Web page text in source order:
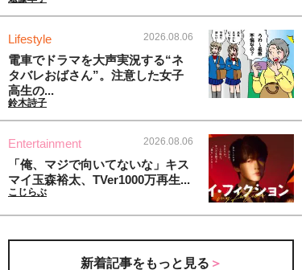
Lifestyle 2026.08.06
電車でドラマを大声実況する“ネ
タバレおばさん”。注意した女子
高生の...
鈴木詩子
Entertainment 2026.08.06
「俺、マジで向いてないな」キス
マイ玉森裕太、TVer1000万再生...
こじらぶ
新着記事をもっと見る